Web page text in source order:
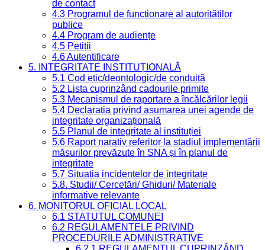
de contact
4.3 Programul de funcționare al autorităților
publice
4.4 Program de audiențe
4.5 Petiții
4.6 Autentificare
5. INTEGRITATE INSTITUȚIONALĂ
5.1 Cod etic/deontologic/de conduită
5.2 Lista cuprinzând cadourile primite
5.3 Mecanismul de raportare a încălcărilor legii
5.4 Declarația privind asumarea unei agende de
integritate organizațională
5.5 Planul de integritate al instituției
5.6 Raport narativ referitor la stadiul implementării
măsurilor prevăzute în SNA și în planul de
integritate
5.7 Situația incidentelor de integritate
5.8. Studii/ Cercetări/ Ghiduri/ Materiale
informative relevante
6. MONITORUL OFICIAL LOCAL
6.1 STATUTUL COMUNEI
6.2 REGULAMENTELE PRIVIND
PROCEDURILE ADMINISTRATIVE